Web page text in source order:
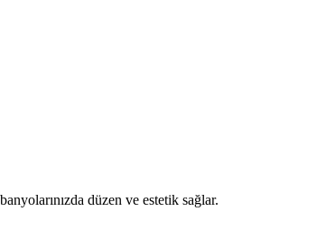
düzen ve estetik sağlar.